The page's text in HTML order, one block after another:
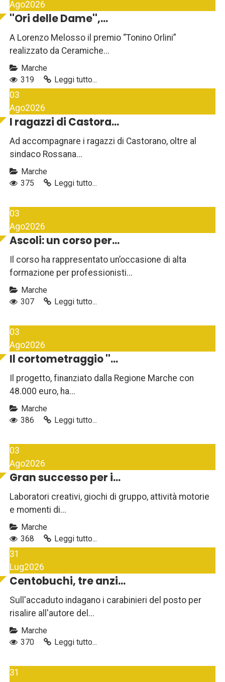
Ago2026
''Ori delle Dame'',...
A Lorenzo Melosso il premio “Tonino Orlini”
realizzato da Ceramiche...
Marche
319
Leggi tutto...
03
Ago2026
I ragazzi di Castora...
Ad accompagnare i ragazzi di Castorano, oltre al
sindaco Rossana...
Marche
375
Leggi tutto...
03
Ago2026
Ascoli: un corso per...
Il corso ha rappresentato un’occasione di alta
formazione per professionisti...
Marche
307
Leggi tutto...
03
Ago2026
Il cortometraggio ''...
Il progetto, finanziato dalla Regione Marche con
48.000 euro, ha...
Marche
386
Leggi tutto...
03
Ago2026
Gran successo per i...
Laboratori creativi, giochi di gruppo, attività motorie
e momenti di...
Marche
368
Leggi tutto...
31
Lug2026
Centobuchi, tre anzi...
Sull'accaduto indagano i carabinieri del posto per
risalire all'autore del...
Marche
370
Leggi tutto...
31